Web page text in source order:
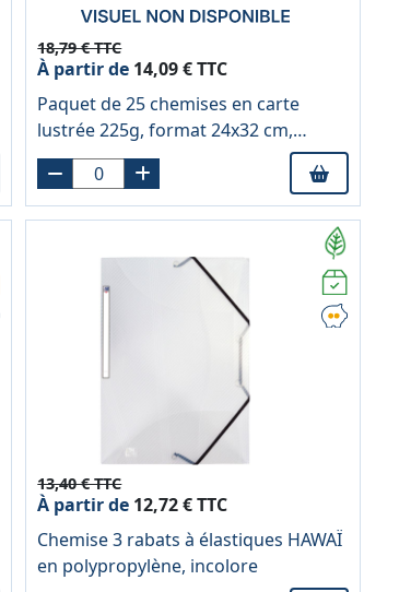
18,79 € TTC
À partir de 14,09 € TTC
Paquet de 25 chemises en carte
lustrée 225g, format 24x32 cm,
coloris assortis
13,40 € TTC
À partir de 12,72 € TTC
Chemise 3 rabats à élastiques HAWAÏ
en polypropylène, incolore